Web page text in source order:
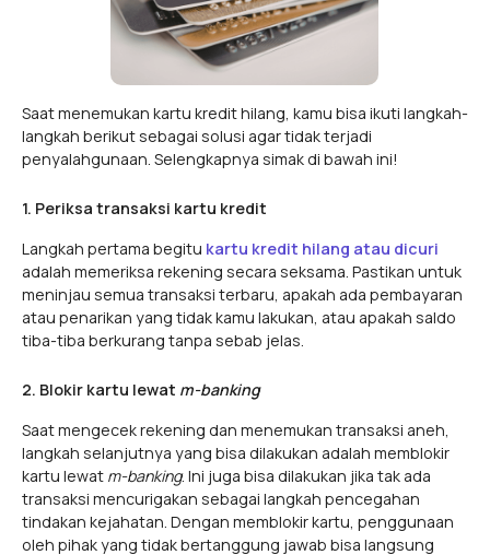
Saat menemukan kartu kredit hilang, kamu bisa ikuti langkah-
langkah berikut sebagai solusi agar tidak terjadi
penyalahgunaan. Selengkapnya simak di bawah ini!
1. Periksa transaksi kartu kredit
Langkah pertama begitu kartu kredit hilang atau dicuri
adalah memeriksa rekening secara seksama. Pastikan untuk
meninjau semua transaksi terbaru, apakah ada pembayaran
atau penarikan yang tidak kamu lakukan, atau apakah saldo
tiba-tiba berkurang tanpa sebab jelas.
2. Blokir kartu lewat m-banking
Saat mengecek rekening dan menemukan transaksi aneh,
langkah selanjutnya yang bisa dilakukan adalah memblokir
kartu lewat m-banking. Ini juga bisa dilakukan jika tak ada
transaksi mencurigakan sebagai langkah pencegahan
tindakan kejahatan. Dengan memblokir kartu, penggunaan
oleh pihak yang tidak bertanggung jawab bisa langsung